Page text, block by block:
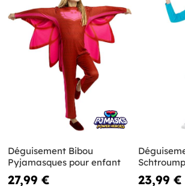
Déguisement Bibou
Pyjamasques pour enfant
27,99 € 23,99 €